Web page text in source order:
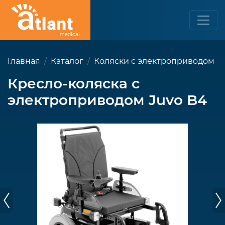
Главная Каталог Коляски с электроприводом
Кресло-коляска с
электроприводом Juvo B4